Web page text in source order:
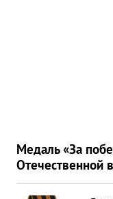
Медаль «За
Отечественной